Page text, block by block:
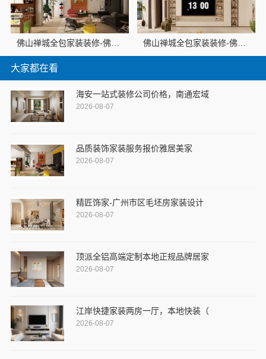
佛山禅城全包家装装修-佛山市雅居美家建筑装饰工程有限公司
大家都在看
海安一站式装修公司价格，南通宏域
2026-08-07
品质装饰家装服务报价雅居美家
2026-08-07
精匠饰家-广州市区毛坯房家装设计
2026-08-07
顶派全铝高端定制本地正规品牌居家
2026-08-07
江岸快捷家装两房一厅，本地快装（
2026-08-07